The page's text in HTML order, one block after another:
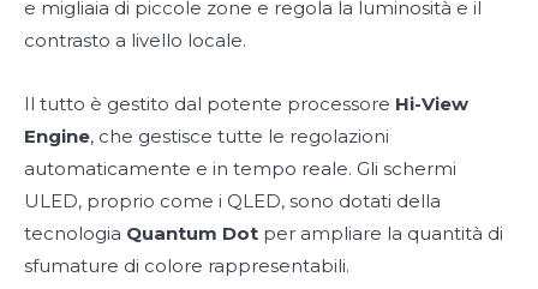
e migliaia di piccole zone e regola la luminosità e il
contrasto a livello locale.
Il tutto è gestito dal potente processore Hi-View
Engine, che gestisce tutte le regolazioni
automaticamente e in tempo reale. Gli schermi
ULED, proprio come i QLED, sono dotati della
tecnologia Quantum Dot per ampliare la quantità di
sfumature di colore rappresentabili.